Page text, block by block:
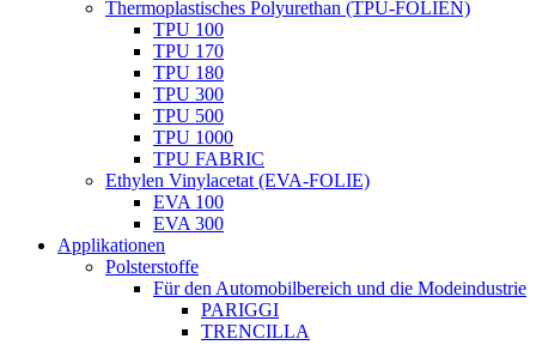
Thermoplastisches Polyurethan (TPU-FOLIEN)
TPU 100
TPU 170
TPU 180
TPU 300
TPU 500
TPU 1000
TPU FABRIC
Ethylen Vinylacetat (EVA-FOLIE)
EVA 100
EVA 300
Applikationen
Polsterstoffe
Für den Automobilbereich und die Modeindustrie
PARIGGI
TRENCILLA